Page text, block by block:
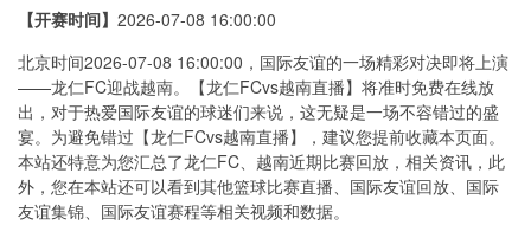
【开赛时间】 2026-07-08 16:00:00
北京时间2026-07-08 16:00:00，国际友谊的一场精彩对决即将上演
——龙仁FC迎战越南。【龙仁FCvs越南直播】将准时免费在线放
出，对于热爱国际友谊的球迷们来说，这无疑是一场不容错过的盛
宴。为避免错过【龙仁FCvs越南直播】，建议您提前收藏本页面。
本站还特意为您汇总了龙仁FC、越南近期比赛回放，相关资讯，此
外，您在本站还可以看到其他篮球比赛直播、国际友谊回放、国际
友谊集锦、国际友谊赛程等相关视频和数据。